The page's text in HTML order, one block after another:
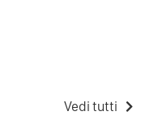
Vedi tutti